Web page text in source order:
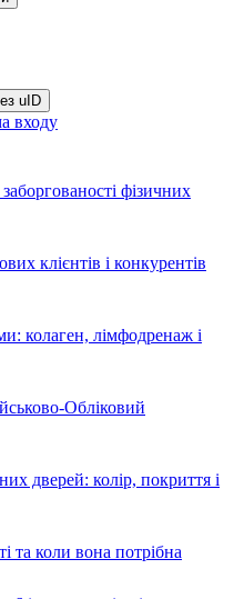
uID
входу
фізичних
клієнтів і конкурентів
колаген, лімфодренаж і
Обліковий
дверей: колір, покриття і
та коли вона потрібна